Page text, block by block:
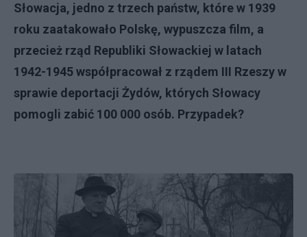
Słowacja, jedno z trzech państw, które w 1939
roku zaatakowało Polskę, wypuszcza film, a
przecież rząd Republiki Słowackiej w latach
1942-1945 współpracował z rządem III Rzeszy w
sprawie deportacji Żydów, których Słowacy
pomogli zabić 100 000 osób. Przypadek?